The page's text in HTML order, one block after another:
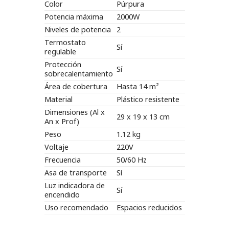
Color
Púrpura
Potencia máxima
2000W
Niveles de potencia
2
Termostato
regulable
Sí
Protección
sobrecalentamiento Sí
Área de cobertura
Hasta 14 m²
Material
Plástico resistente
Dimensiones (Al x
An x Prof)
29 x 19 x 13 cm
Peso
1.12 kg
Voltaje
220V
Frecuencia
50/60 Hz
Asa de transporte
Sí
Luz indicadora de
encendido
Sí
Uso recomendado
Espacios reducidos